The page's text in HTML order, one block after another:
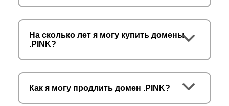
На сколько лет я могу купить домены
.PINK?
Как я могу продлить домен .PINK?